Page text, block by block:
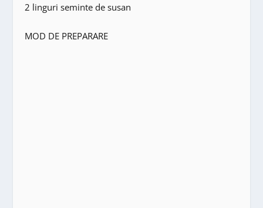
2 linguri seminte de susan
MOD DE PREPARARE